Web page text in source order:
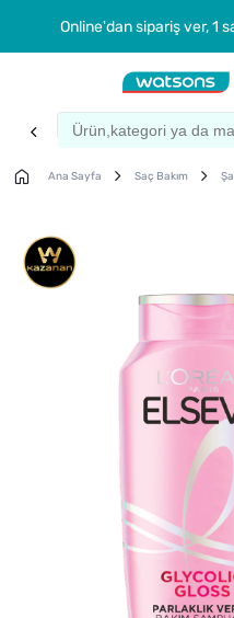
Online'dan sipariş ver, 1
Ana Sayfa Saç Bakım